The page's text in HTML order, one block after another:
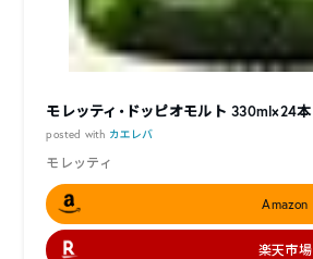
モレッティ・ドッピオモルト 330ml×24本
posted with カエレバ
モレッティ
Amazon
楽天市場